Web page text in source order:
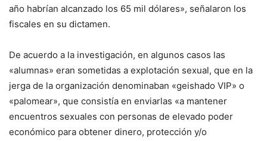
año habrían alcanzado los 65 mil dólares», señalaron los
fiscales en su dictamen.
De acuerdo a la investigación, en algunos casos las
«alumnas» eran sometidas a explotación sexual, que en la
jerga de la organización denominaban «geishado VIP» o
«palomear», que consistía en enviarlas «a mantener
encuentros sexuales con personas de elevado poder
económico para obtener dinero, protección y/o